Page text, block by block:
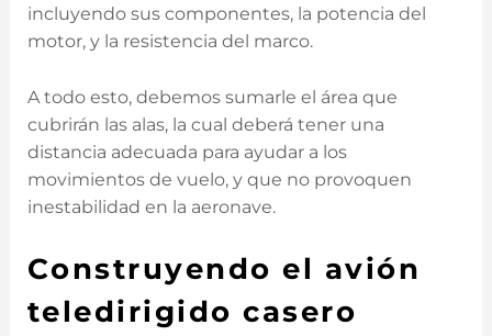
incluyendo sus componentes, la potencia del
motor, y la resistencia del marco.
A todo esto, debemos sumarle el área que
cubrirán las alas, la cual deberá tener una
distancia adecuada para ayudar a los
movimientos de vuelo, y que no provoquen
inestabilidad en la aeronave.
Construyendo el avión
teledirigido casero